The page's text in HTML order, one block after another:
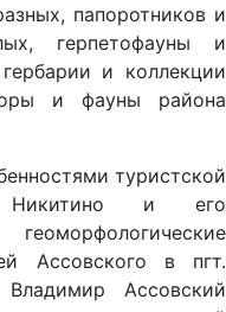
папоротников и
герпетофауны и
и коллекции
и фауны района
туристской
Никитино и его
Ассовского в пгт.
Ассовский